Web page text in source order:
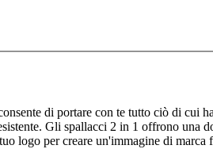
di portare con te tutto ciò di cui
Gli spallacci 2 in 1 offrono una
logo per creare un'immagine di marca